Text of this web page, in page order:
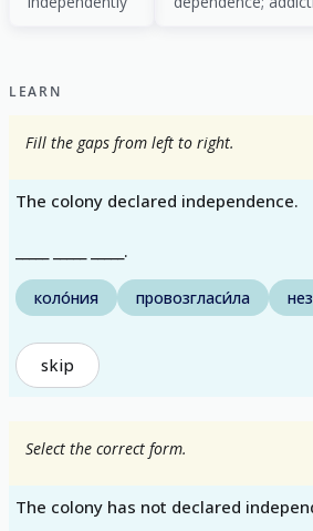
LEARN
Fill the gaps from left to right.
The colony declared independence.
_____ _____ _____.
коло́ния провозгласи́ла
skip
Select the correct form.
The colony has not declared